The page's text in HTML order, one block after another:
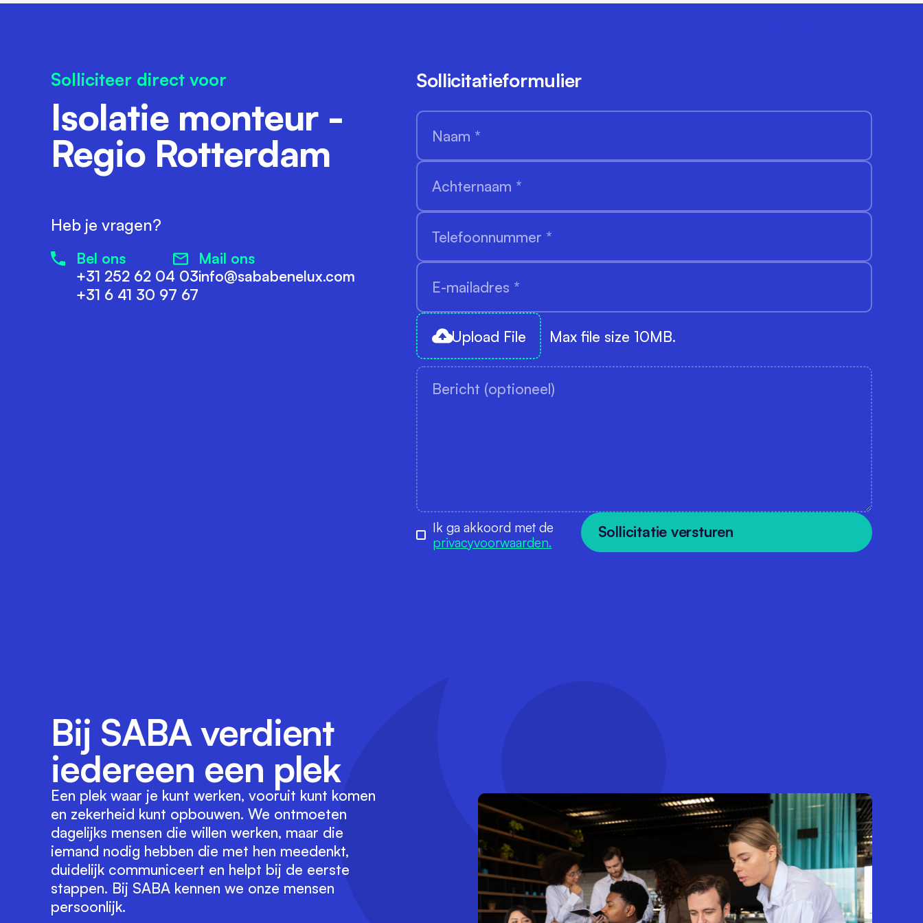
Solliciteer direct voor
Isolatie monteur -
Regio Rotterdam
Heb je vragen?
Bel ons
+31 252 62 04 03
+31 6 41 30 97 67
Mail ons
info@sababenelux.com
Sollicitatieformulier
Upload File Max file size 10MB.
Ik ga akkoord met de
privacyvoorwaarden.
Bij SABA verdient
iedereen een plek
Een plek waar je kunt werken, vooruit kunt komen
en zekerheid kunt opbouwen. We ontmoeten
dagelijks mensen die willen werken, maar die
iemand nodig hebben die met hen meedenkt,
duidelijk communiceert en helpt bij de eerste
stappen. Bij SABA kennen we onze mensen
persoonlijk.